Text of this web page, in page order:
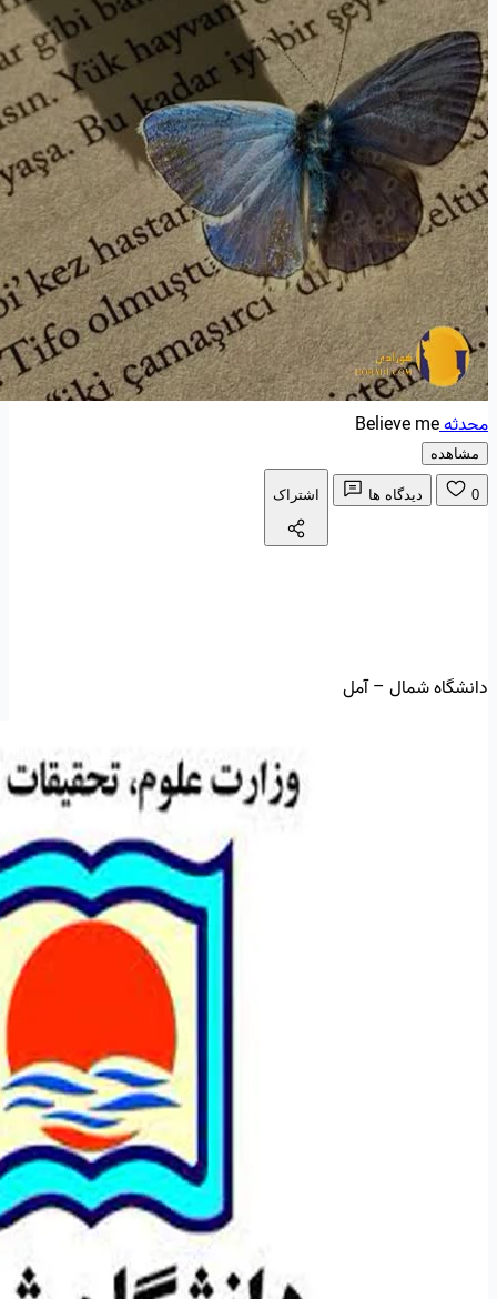
محدثهBelieve me
مشاهده
0 دیدگاه ها اشتراک
دانشگاه شمال – آمل